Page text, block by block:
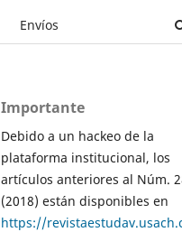
Envíos
Importante
Debido a un hackeo de la
plataforma institucional, los
artículos anteriores al Núm.
(2018) están disponibles en
https://